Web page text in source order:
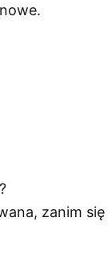
zanim się